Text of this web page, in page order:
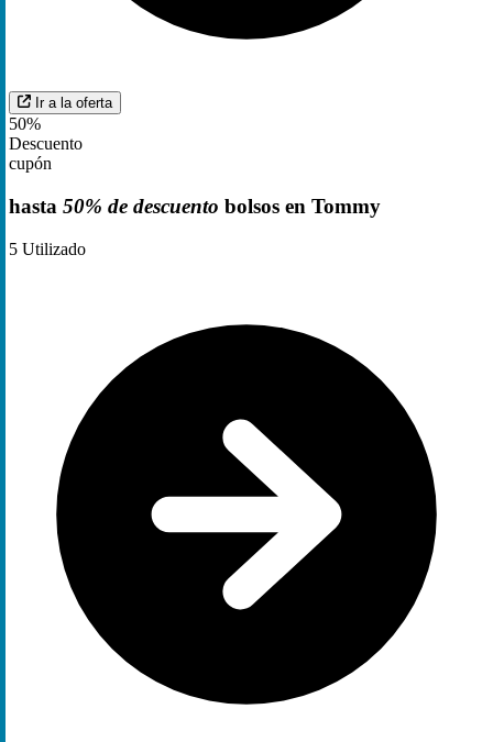
Ir a la oferta
50%
Descuento
cupón
hasta 50% de descuento bolsos en Tommy
5 Utilizado